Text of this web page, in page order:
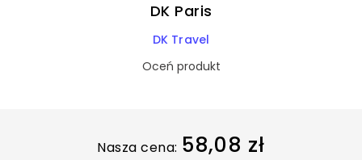
DK Paris
DK Travel
Oceń produkt
Nasza cena: 58,08 zł